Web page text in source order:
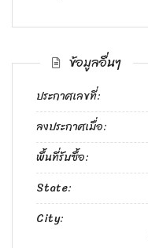
ข้อมูลอื่นๆ
ประกาศเลขที่:
ลงประกาศเมื่อ:
พื้นที่รับซื้อ:
State:
City: